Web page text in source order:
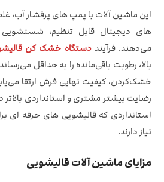
این ماشین‌ آلات با پمپ‌ های پرفشار آب،
های دیجیتال قابل تنظیم، شستشویی
می‌دهند. فرآینددستگاه خشک کن
بالا، رطوبت باقی‌مانده را به حداقل
خشک‌کردن، کیفیت نهایی فرش ارتقا
رضایت بیشتر مشتری و استانداردی
استانداردی که قالیشویی‌ های حرفه‌ ای
نیاز دارند.
مزایای ماشین آلات قالیشویی